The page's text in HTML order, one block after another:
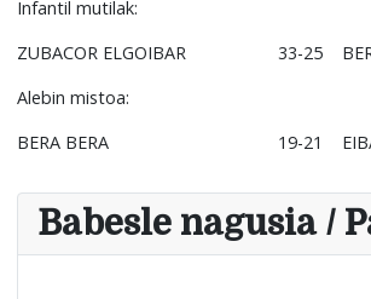
Infantil mutilak:
ZUBACOR ELGOIBAR
33-25
Alebin mistoa:
BERA BERA
19-21
Babesle nagusia /